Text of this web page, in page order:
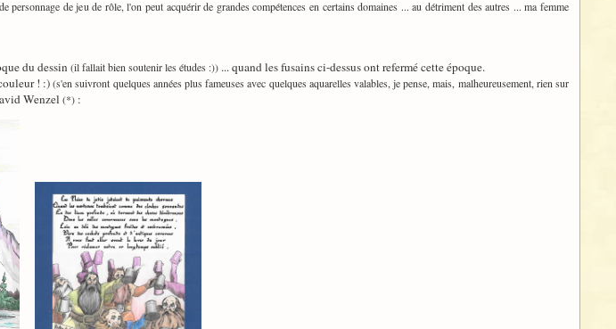
de jeu de rôle, l'on peut acquérir de grandes compétences en certains domaines ... au détriment des autres ... ma femme
du dessin(il fallait bien soutenir les études :)) ... quand les fusains ci-dessus ont refermé cette époque.
! :)(s'en suivront quelques années plus fameuses avec quelques aquarelles valables, je pense, mais, malheureusement, rien sur
Wenzel (*) :